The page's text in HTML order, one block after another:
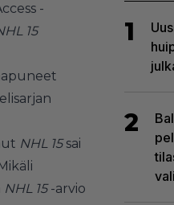
-
15
NHL 15sai
NHL 15-arvio
1
2